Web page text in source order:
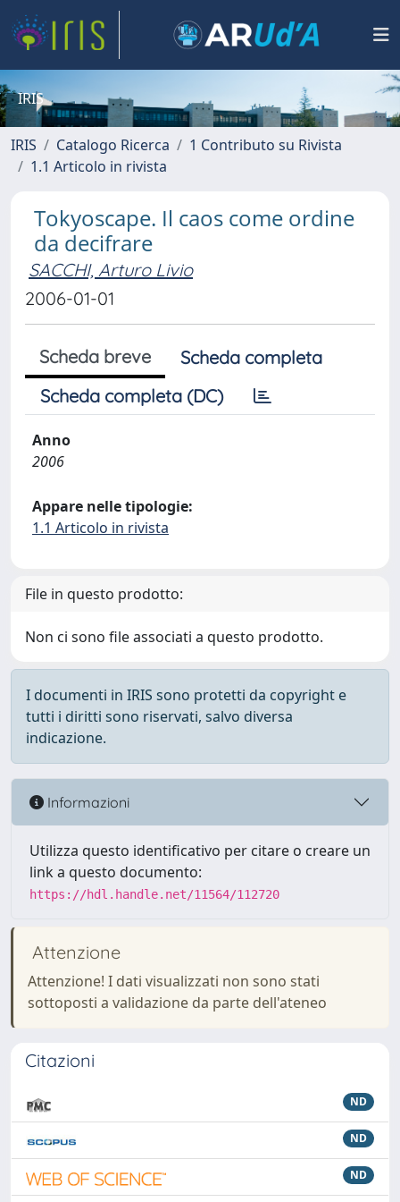
IRIS
IRIS Catalogo Ricerca
1 Contributo su Rivista
1.1 Articolo in rivista
Tokyoscape. Il caos come ordine
da decifrare
SACCHI, Arturo Livio
2006-01-01
Scheda breve
Scheda completa
Scheda completa (DC)
Anno
2006
Appare nelle tipologie:
1.1 Articolo in rivista
File in questo prodotto:
Non ci sono file associati a questo prodotto.
I documenti in IRIS sono protetti da copyright e
tutti i diritti sono riservati, salvo diversa
indicazione.
Informazioni
Utilizza questo identificativo per citare o creare un
link a questo documento:
https://hdl.handle.net/11564/112720
Attenzione
Attenzione! I dati visualizzati non sono stati
sottoposti a validazione da parte dell'ateneo
Citazioni
ND
ND
ND